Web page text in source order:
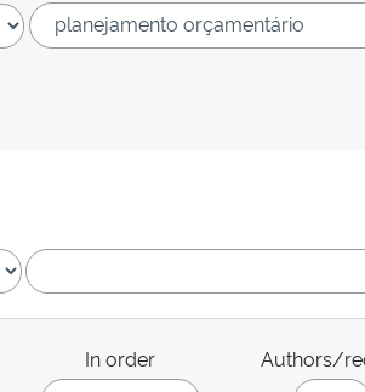
In order Authors/